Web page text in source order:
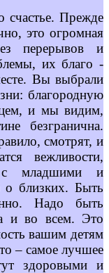
счастье. Прежде
это огромная
перерывов и
их благо -
Вы выбрали
благородную
и мы видим,
безгранична.
смотрят, и
вежливости,
с младшими и
о близких. Быть
Надо быть
и во всем. Это
вашим детям
– самое лучшее
здоровыми и